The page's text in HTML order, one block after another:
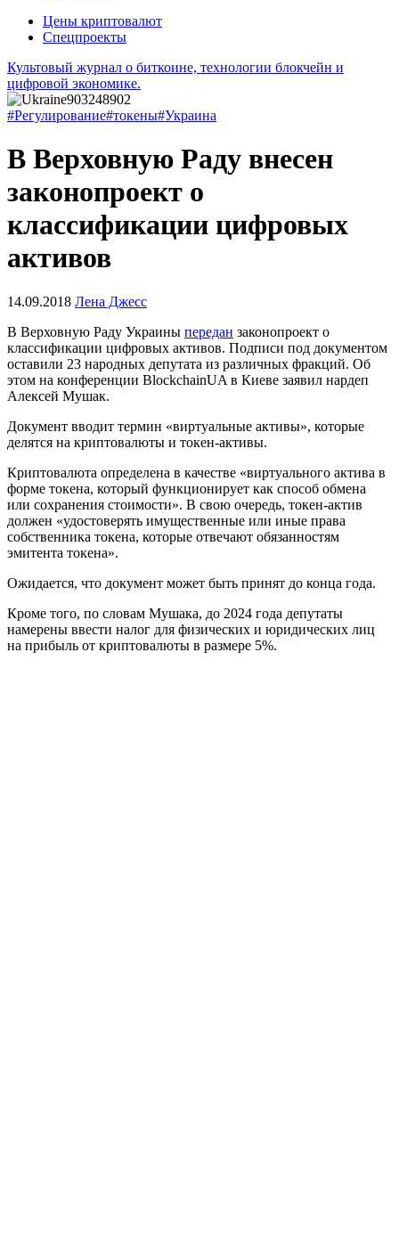
Цены криптовалют
Спецпроекты
Культовый журнал о биткоине, технологии блокчейн и
цифровой экономике.
#Регулирование#токены#Украина
В Верховную Раду внесен
законопроект о
классификации цифровых
активов
14.09.2018 Лена Джесс
В Верховную Раду Украины передан законопроект о
классификации цифровых активов. Подписи под документом
оставили 23 народных депутата из различных фракций. Об
этом на конференции BlockchainUA в Киеве заявил нардеп
Алексей Мушак.
Документ вводит термин «виртуальные активы», которые
делятся на криптовалюты и токен-активы.
Криптовалюта определена в качестве «виртуального актива в
форме токена, который функционирует как способ обмена
или сохранения стоимости». В свою очередь, токен-актив
должен «удостоверять имущественные или иные права
собственника токена, которые отвечают обязанностям
эмитента токена».
Ожидается, что документ может быть принят до конца года.
Кроме того, по словам Мушака, до 2024 года депутаты
намерены ввести налог для физических и юридических лиц
на прибыль от криптовалюты в размере 5%.